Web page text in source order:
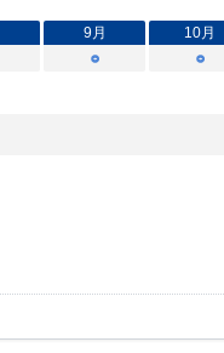
9月 10月
○ ○